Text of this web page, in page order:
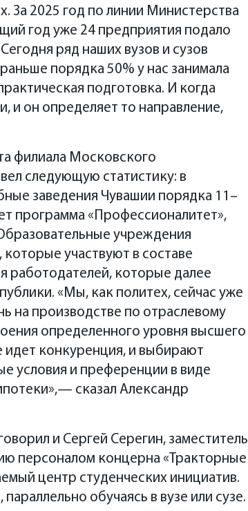
За 2025 год по линии Министерства
год уже 24 предприятия подало
ряд наших вузов и сузов
порядка 50% у нас занимала
подготовка. И когда
и он определяет то направление,
филиала Московского
следующую статистику: в
заведения Чувашии порядка 11–
программа «Профессионалитет»,
учреждения
участвуют в составе
работодателей, которые далее
«Мы, как политех, сейчас уже
на производстве по отраслевому
определенного уровня высшего
идет конкуренция, и выбирают
условия и преференции в виде
сказал Александр
и Сергей Серегин, заместитель
персоналом концерна «Тракторные
центр студенческих инициатив.
обучаясь в вузе или сузе.